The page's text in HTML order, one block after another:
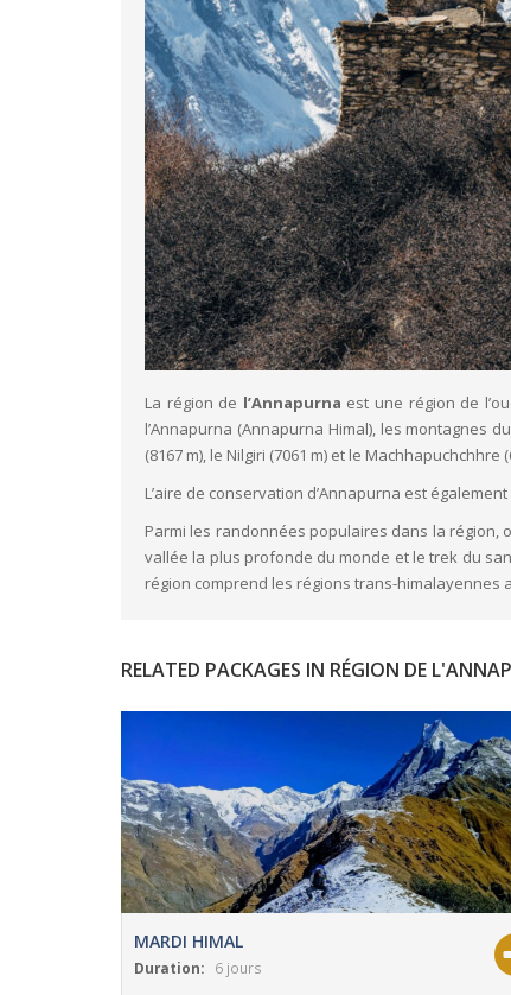
La région de l’Annapurna est une région de
l’Annapurna (Annapurna Himal), les montagnes
(8167 m), le Nilgiri (7061 m) et le
L’aire de conservation d’Annapurna est
Parmi les randonnées populaires dans la région,
vallée la plus profonde du monde et le trek du
région comprend les régions trans-himalayennes
RELATED PACKAGES IN RÉGION DE
MARDI HIMAL
Duration: 6 jours